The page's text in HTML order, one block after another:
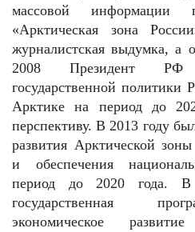
массовой информации
«Арктическая зона
журналистская выдумка, а
2008 Президент РФ
государственной политики
Арктике на период до
перспективу. В 2013 году
развития Арктической
и обеспечения
период до 2020 года.
государственная
экономическое